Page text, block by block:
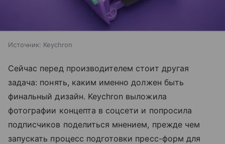
Источник: Keychron
Сейчас перед производителем стоит другая
задача: понять, каким именно должен быть
финальный дизайн. Keychron выложила
фотографии концепта в соцсети и попросила
подписчиков поделиться мнением, прежде чем
запускать процесс подготовки пресс-форм для